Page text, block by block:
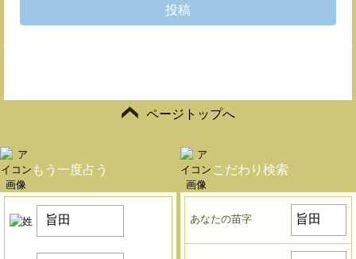
投稿
ページトップへ
もう一度占う こだわり検索
あなたの苗字